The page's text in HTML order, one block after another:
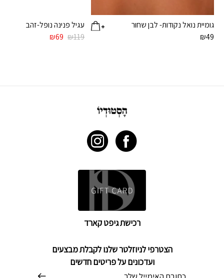
גומיית נואל נקודות- לבן שחור
₪49
עגיל פנינה נופל-זהב
₪119
המחיר
₪69 המחיר
הצטרפי לניוזלטר שלנו לקבלת מבצעים
ועדכונים על פריטים חדשים
רכישת גיפט קארד